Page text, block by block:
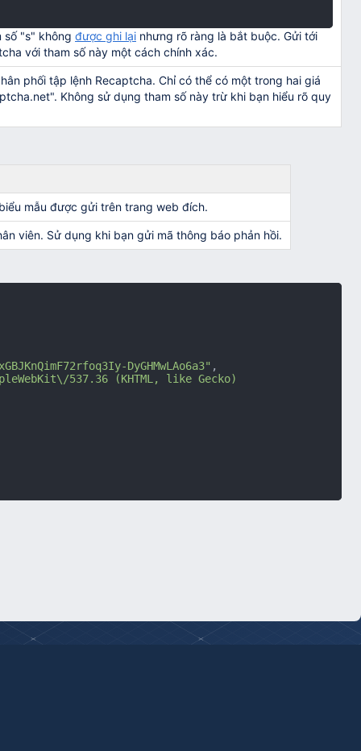
số "s" không được ghi lại nhưng rõ ràng là bắt buộc. Gửi tới
với tham số này một cách chính xác.
phối tập lệnh Recaptcha. Chỉ có thể có một trong hai giá
Không sử dụng tham số này trừ khi bạn hiểu rõ quy
mẫu được gửi trên trang web đích.
viên. Sử dụng khi bạn gửi mã thông báo phản hồi.
DyGHMwLAo6a3" ,
537.36 (KHTML, like Gecko)